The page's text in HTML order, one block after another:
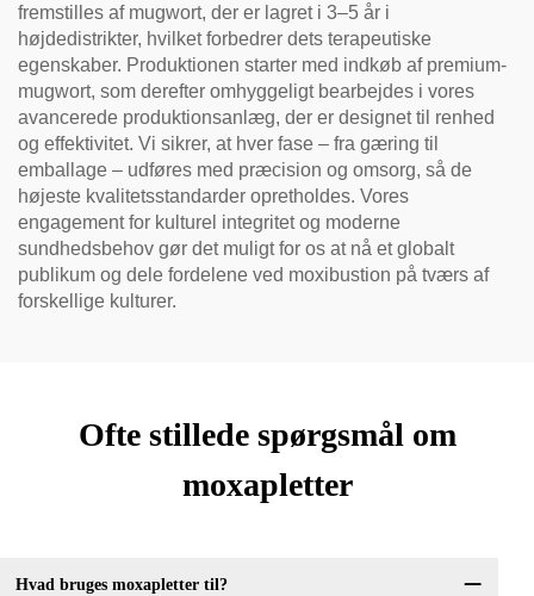
fremstilles af mugwort, der er lagret i 3–5 år i
højdedistrikter, hvilket forbedrer dets terapeutiske
egenskaber. Produktionen starter med indkøb af premium-
mugwort, som derefter omhyggeligt bearbejdes i vores
avancerede produktionsanlæg, der er designet til renhed
og effektivitet. Vi sikrer, at hver fase – fra gæring til
emballage – udføres med præcision og omsorg, så de
højeste kvalitetsstandarder opretholdes. Vores
engagement for kulturel integritet og moderne
sundhedsbehov gør det muligt for os at nå et globalt
publikum og dele fordelene ved moxibustion på tværs af
forskellige kulturer.
Ofte stillede spørgsmål om
moxapletter
Hvad bruges moxapletter til?